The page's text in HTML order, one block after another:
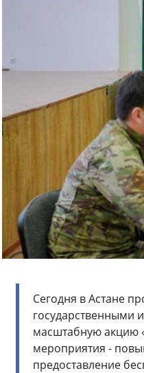
Сегодня в Астане
государственными
масштабную акцию
мероприятия -
предоставление